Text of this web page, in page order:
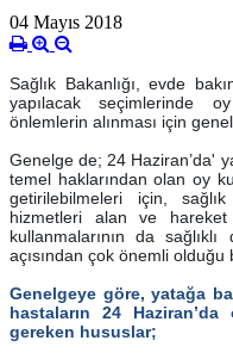
04 Mayıs 2018
Sağlık Bakanlığı, evde
yapılacak seçimlerinde
önlemlerin alınması için
Genelge de; 24 Haziran’da'
temel haklarından olan oy
getirilebilmeleri için,
hizmetleri alan ve
kullanmalarının da
açısından çok önemli olduğu
Genelgeye göre, yatağa
hastaların 24
gereken hususlar;